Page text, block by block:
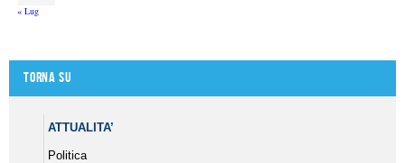
« Lug
Torna su
ATTUALITA’
Politica